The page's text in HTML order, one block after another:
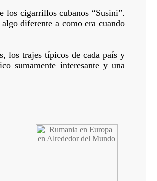
los cigarrillos cubanos “Susini”.
diferente a como era cuando
los trajes típicos de cada país y
sumamente interesante y una